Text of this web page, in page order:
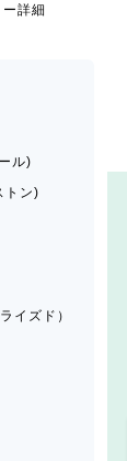
詳細
ル)
トン)
イズド）